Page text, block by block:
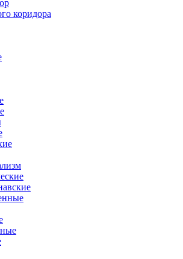
коридора